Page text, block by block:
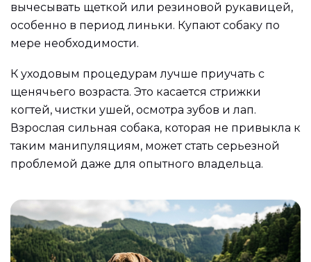
вычесывать щеткой или резиновой рукавицей,
особенно в период линьки. Купают собаку по
мере необходимости.
К уходовым процедурам лучше приучать с
щенячьего возраста. Это касается стрижки
когтей, чистки ушей, осмотра зубов и лап.
Взрослая сильная собака, которая не привыкла к
таким манипуляциям, может стать серьезной
проблемой даже для опытного владельца.